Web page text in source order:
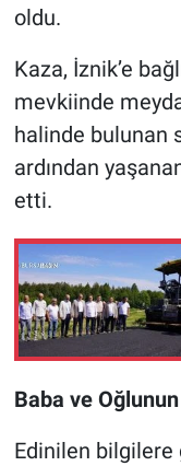
oldu.
Kaza, İznik’e
mevkiinde
halinde bulunan
ardından
etti.
Baba ve Oğlunun
Edinilen bilgilere
Nöbetçi